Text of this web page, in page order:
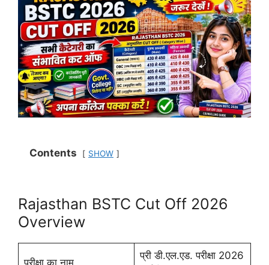
Contents SHOW
Rajasthan BSTC Cut Off 2026
Overview
परीक्षा का नाम
प्री डी.एल.एड. परीक्षा 2026